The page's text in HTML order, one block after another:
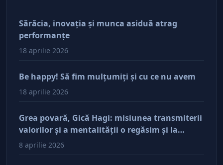
Sărăcia, inovaţia şi munca asiduă atrag
performanţe
18 aprilie 2026
Be happy! Să fim mulţumiţi şi cu ce nu avem
18 aprilie 2026
Grea povară, Gică Hagi: misiunea transmiterii
valorilor şi a mentalităţii o regăsim şi la
antreprenorii care vor să-și lase moştenire
8 aprilie 2026